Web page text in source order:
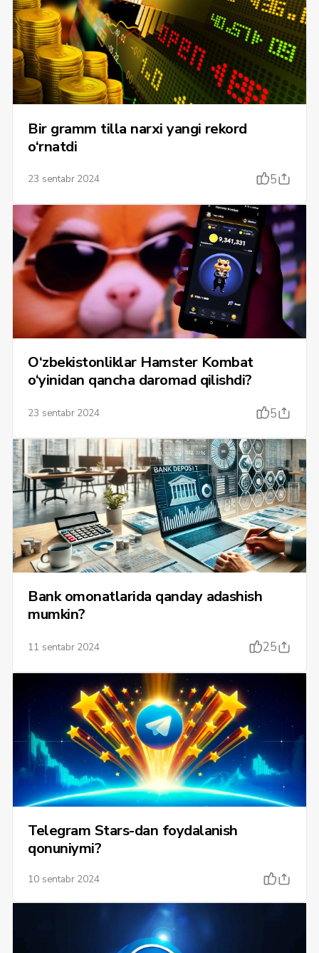
Bir gramm tilla narxi yangi rekord
o‘rnatdi
23 sentabr 2024 5
O‘zbekistonliklar Hamster Kombat
o‘yinidan qancha daromad qilishdi?
23 sentabr 2024 5
Bank omonatlarida qanday adashish
mumkin?
11 sentabr 2024 25
Telegram Stars-dan foydalanish
qonuniymi?
10 sentabr 2024